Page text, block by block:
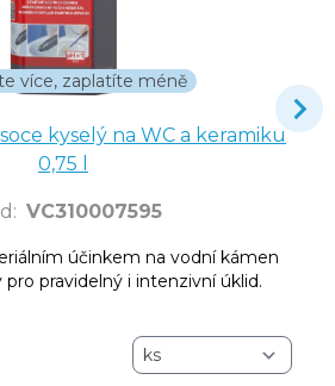
více, zaplatíte méně
kyselý na WC a keramiku
0,75 l
: VC310007595
účinkem na vodní kámen
pro pravidelný i intenzivní úklid.